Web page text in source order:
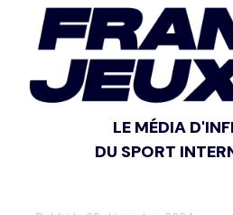
LE MÉDIA
DU SPORT